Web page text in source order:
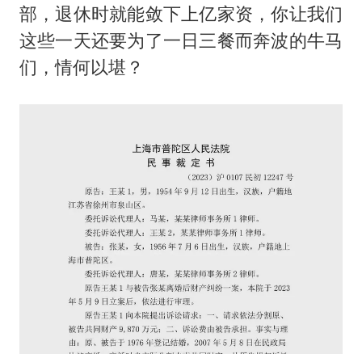
部，退休时就能敛下上亿家资，你让我们
这些一天还要为了一日三餐而奔波的牛马
们，情何以堪？